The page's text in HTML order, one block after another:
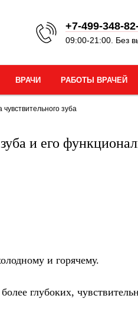
+7-499-348-
09:00-21:00. Без
ВРАЧИ РАБОТЫ ВРАЧЕЙ
чувствительного зуба
и его
и горячему.
глубоких,